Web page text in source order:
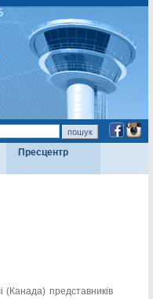
Пресцентр
(Канада) представників